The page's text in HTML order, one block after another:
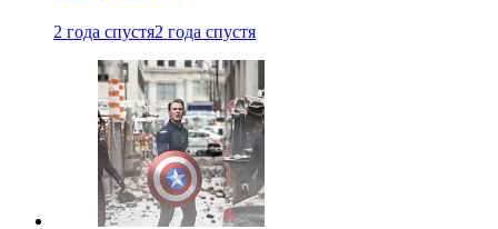
2 года спустя2 года спустя